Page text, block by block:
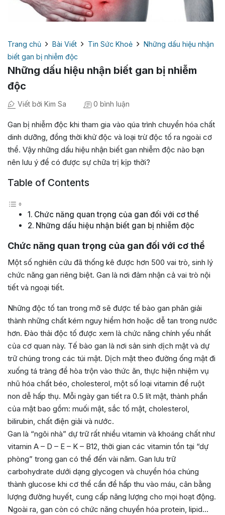
Trang chủ Bài Viết Tin Sức Khoẻ
Những dấu hiệu nhận
biết gan bị nhiễm độc
Những dấu hiệu nhận biết gan bị nhiễm
độc
Viết bởi Kim Sa 0 bình luận
Gan bị nhiễm độc khi tham gia vào qúa trình chuyển hóa chất
dinh dưỡng, đồng thời khử độc và loại trừ độc tố ra ngoài cơ
thể. Vậy những dấu hiệu nhận biết gan nhiễm độc nào bạn
nên lưu ý để có được sự chữa trị kịp thời?
Table of Contents
Chức năng quan trọng của gan đối với cơ thể
Những dấu hiệu nhận biết gan bị nhiễm độc
Chức năng quan trọng của gan đối với cơ thể
Một số nghiên cứu đã thống kê được hơn 500 vai trò, sinh lý
chức năng gan riêng biệt. Gan là nơi đảm nhận cả vai trò nội
tiết và ngoại tiết.
Những độc tố tan trong mỡ sẽ được tế bào gan phân giải
thành những chất kém nguy hiểm hơn hoặc dễ tan trong nước
hơn. Đào thải độc tố được xem là chức năng chính yếu nhất
của cơ quan này. Tế bào gan là nơi sản sinh dịch mật và dự
trữ chúng trong các túi mật. Dịch mật theo đường ống mật đi
xuống tá tràng để hòa trộn vào thức ăn, thực hiện nhiệm vụ
nhũ hóa chất béo, cholesterol, một số loại vitamin để ruột
non dễ hấp thụ. Mỗi ngày gan tiết ra 0.5 lít mật, thành phần
của mật bao gồm: muối mật, sắc tố mật, cholesterol,
bilirubin, chất điện giải và nước.
Gan là “ngôi nhà” dự trữ rất nhiều vitamin và khoáng chất như
vitamin A – D – E – K – B12, thời gian các vitamin tồn tại “dự
phòng” trong gan có thể đến vài năm. Gan lưu trữ
carbohydrate dưới dạng glycogen và chuyển hóa chúng
thành glucose khi cơ thể cần để hấp thu vào máu, cân bằng
lượng đường huyết, cung cấp năng lượng cho mọi hoạt động.
Ngoài ra, gan còn có chức năng chuyển hóa protein, lipid…